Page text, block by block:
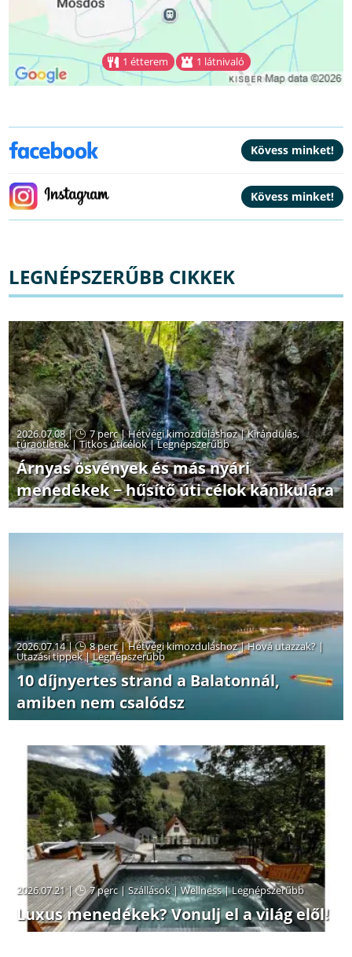
1 étterem 1 látnivaló
LEGNÉPSZERŰBB CIKKEK
2026.07.08 | 7 perc|Hétvégi kimozduláshoz|Kirándulás,
túraötletek|Titkos úticélok|Legnépszerűbb
Árnyas ösvények és más nyári
menedékek − hűsítő úti célok kánikulára
2026.07.14 | 8 perc|Hétvégi kimozduláshoz|Hová utazzak? |
Utazási tippek|Legnépszerűbb
10 díjnyertes strand a Balatonnál,
amiben nem csalódsz
2026.07.21 | 7 perc|Szállások|Wellness|Legnépszerűbb
Luxus menedékek? Vonulj el a világ elől!